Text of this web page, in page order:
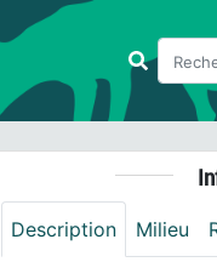
Description Milieu